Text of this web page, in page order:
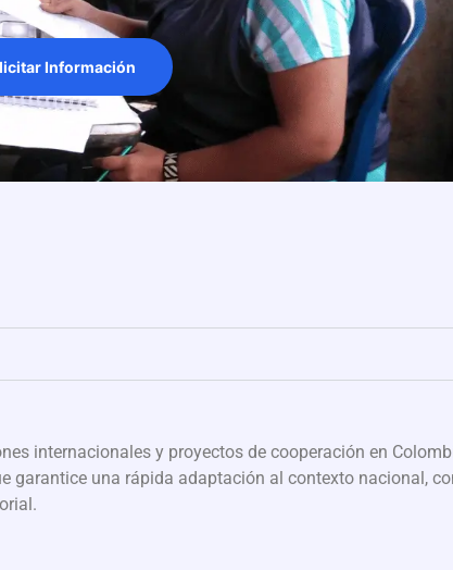
Información
internacionales y proyectos de cooperación en
garantice una rápida adaptación al contexto nacional,